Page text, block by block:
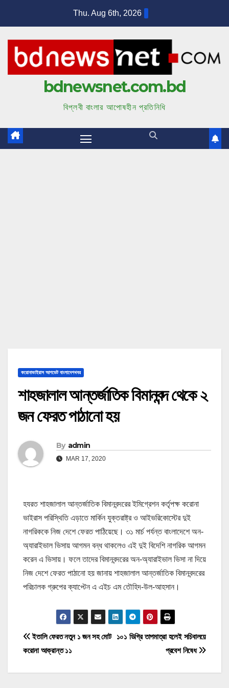
n
Thu. Aug 6th, 2026
bdnewsnet.com.bd
বিপ্লবী বাংলার আপোষহীন প্রতিনিধি
করোনাভাইরাস আপডেট বাংলাদেশখবর
শাহজালাল আন্তর্জাতিক বিমানবন্দ থেকে ২
জন ফেরত পাঠানো হয়
By admin
MAR 17, 2020
হযরত শাহজালাল আন্তর্জাতিক বিমানবন্দরের ইমিগ্রেশন কর্তৃপক্ষ করোনা
ভাইরাস পরিস্থিতি এড়াতে মার্কিন যুক্তরাষ্ট্র ও আইভরিকোস্টের দুই
নাগরিককে নিজ দেশে ফেরত পাঠিয়েছে। ৩১ মার্চ পর্যন্ত বাংলাদেশে অন-
অ্যারাইভাল ভিসায় আগমন বন্ধ থাকলেও এই দুই বিদেশি নাগরিক আগমন
করেন এ ভিসায়। ফলে তাদের বিমানবন্দরের অন-অ্যারাইভাল ভিসা না দিয়ে
নিজ দেশে ফেরত পাঠানো হয় জানায় শাহজালাল আন্তর্জাতিক বিমানবন্দরের
পরিচালক গ্রুপের ক্যাপ্টেন এ এইচ এম তৌহিদ-উল-আহসান।
P
১০১ ডিগ্রি তাপমাত্রা হলেই সচিবালয়ে
প্রবেশ নিষেধ
ইতালি ফেরত নতুন ১ জন সহ মোট
করোনা আক্রান্ত ১১